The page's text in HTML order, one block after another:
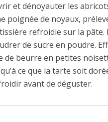
et dénoyauter les
poignée de noyaux,
refroidie sur la
de sucre en poudre.
beurre en petites
ce que la tarte soit
avant de déguster.